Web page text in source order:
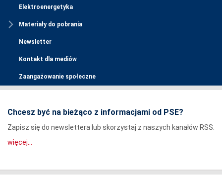
Elektroenergetyka
Materiały do pobrania
Newsletter
Kontakt dla mediów
Zaangażowanie społeczne
Chcesz być na bieżąco z informacjami od PSE?
Zapisz się do newslettera lub skorzystaj z naszych kanałów RSS.
więcej...